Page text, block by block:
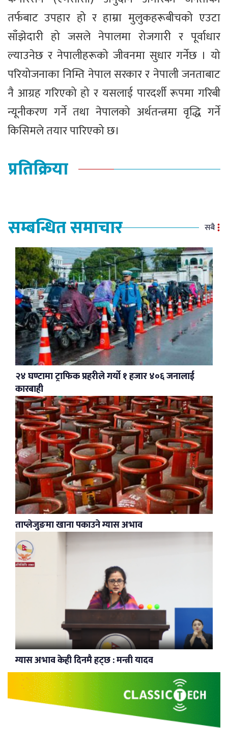
तर्फबाट उपहार हो र हाम्रा मुलुकहरूबीचको एउटा
साँझेदारी हो जसले नेपालमा रोजगारी र पूर्वाधार
ल्याउनेछ र नेपालीहरूको जीवनमा सुधार गर्नेछ । यो
परियोजनाका निम्ति नेपाल सरकार र नेपाली जनताबाट
नै आग्रह गरिएको हो र यसलाई पारदर्शी रूपमा गरिबी
न्यूनीकरण गर्ने तथा नेपालको अर्थतन्त्रमा वृद्धि गर्ने
किसिमले तयार पारिएको छ।
प्रतिक्रिया
सम्बन्धित समाचार सबै
२४ घण्टामा ट्राफिक प्रहरीले गर्यो १ हजार ४०६ जनालाई
कारबाही
ताप्लेजुङमा खाना पकाउने ग्यास अभाव
ग्यास अभाव केही दिनमै हट्छ : मन्त्री यादव